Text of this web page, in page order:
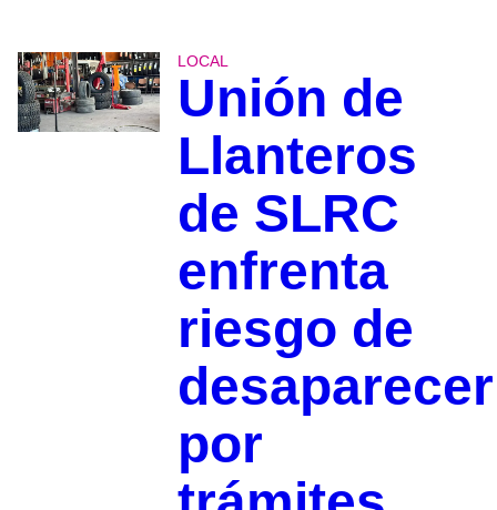
LOCAL
Unión de
Llanteros
de SLRC
enfrenta
riesgo de
desaparecer
por